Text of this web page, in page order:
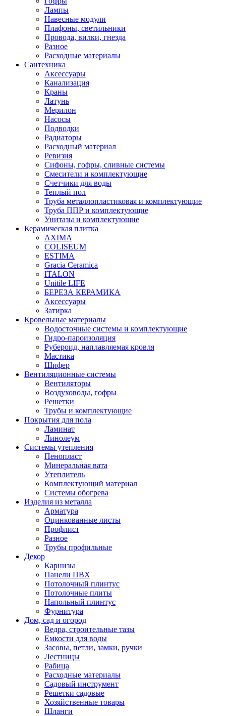
Лампы
Навесные модули
Плафоны, светильники
Провода, вилки, гнезда
Разное
Расходные материалы
Сантехника
Аксессуары
Канализация
Краны
Латунь
Мерилон
Насосы
Подводки
Радиаторы
Расходный материал
Ревизия
Сифоны, гофры, сливные системы
Смесители и комплектующие
Счетчики для воды
Теплый пол
Труба металлопластиковая и комплектующие
Труба ППР и комплектующие
Унитазы и комплектующие
Керамическая плитка
AXIMA
COLISEUM
ESTIMA
Gracia Ceramica
ITALON
Unitile LIFE
БЕРЕЗА КЕРАМИКА
Аксессуары
Затирка
Кровельные материалы
Водосточные системы и комплектующие
Гидро-пароизоляция
Рубероид, наплавляемая кровля
Мастика
Шифер
Вентиляционные системы
Вентиляторы
Воздуховоды, гофры
Решетки
Трубы и комплектующие
Покрытия для пола
Ламинат
Линолеум
Системы утепления
Пенопласт
Минеральная вата
Утеплитель
Комплектующий материал
Системы обогрева
Изделия из металла
Арматура
Оцинкованные листы
Профлист
Разное
Трубы профильные
Декор
Карнизы
Панели ПВХ
Потолочный плинтус
Потолочные плиты
Напольный плинтус
Фурнитура
Дом, сад и огород
Ведра, строительные тазы
Емкости для воды
Засовы, петли, замки, ручки
Лестницы
Рабица
Расходные материалы
Садовый инструмент
Решетки садовые
Хозяйственные товары
Шланги